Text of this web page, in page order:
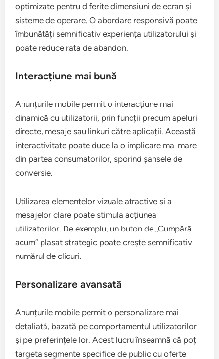
optimizate pentru diferite dimensiuni de ecran și
sisteme de operare. O abordare responsivă poate
îmbunătăți semnificativ experiența utilizatorului și
poate reduce rata de abandon.
Interacțiune mai bună
Anunțurile mobile permit o interacțiune mai
dinamică cu utilizatorii, prin funcții precum apeluri
directe, mesaje sau linkuri către aplicații. Această
interactivitate poate duce la o implicare mai mare
din partea consumatorilor, sporind șansele de
conversie.
Utilizarea elementelor vizuale atractive și a
mesajelor clare poate stimula acțiunea
utilizatorilor. De exemplu, un buton de „Cumpără
acum” plasat strategic poate crește semnificativ
numărul de clicuri.
Personalizare avansată
Anunțurile mobile permit o personalizare mai
detaliată, bazată pe comportamentul utilizatorilor
și pe preferințele lor. Acest lucru înseamnă că poți
targeta segmente specifice de public cu oferte